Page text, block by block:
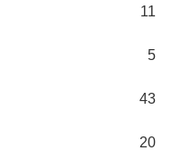
11
5
43
20